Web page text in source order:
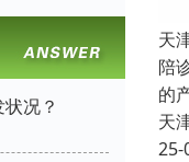
况？
天
陪
的
天
25-